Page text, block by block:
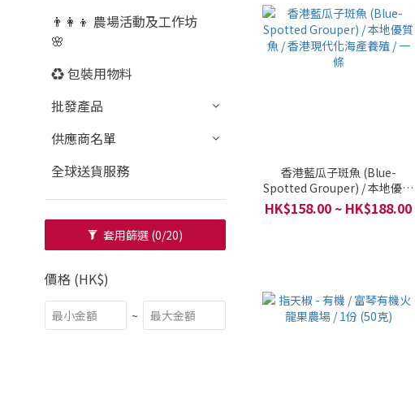
👨‍👩‍👦 農場活動及工作坊
🌸
♻️ 包裝用物料
批發產品
供應商名單
全球送貨服務
套用篩選 (0/20)
價格 (HK$)
~
香港藍瓜子斑魚 (Blue-
Spotted Grouper) / 本地優質
魚 / 香港現代化海產養殖 / 一
HK$158.00 ~ HK$188.00